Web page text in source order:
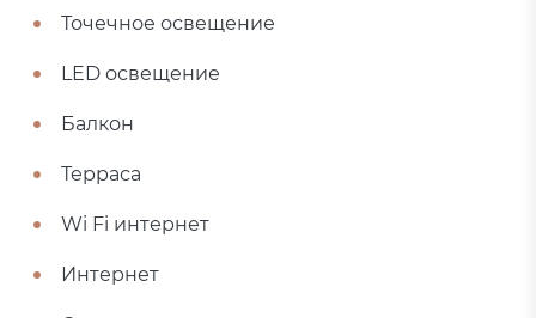
Точечное освещение
LED освещение
Балкон
Терраса
Wi Fi интернет
Интернет